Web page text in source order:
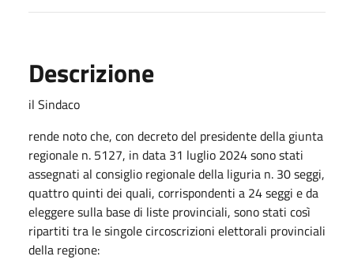
Descrizione
il Sindaco
rende noto che, con decreto del presidente della giunta
regionale n. 5127, in data 31 luglio 2024 sono stati
assegnati al consiglio regionale della liguria n. 30 seggi,
quattro quinti dei quali, corrispondenti a 24 seggi e da
eleggere sulla base di liste provinciali, sono stati così
ripartiti tra le singole circoscrizioni elettorali provinciali
della regione: